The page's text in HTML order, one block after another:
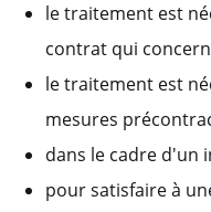
le traitement est
contrat qui
le traitement est
mesures
dans le cadre d'un
pour satisfaire à